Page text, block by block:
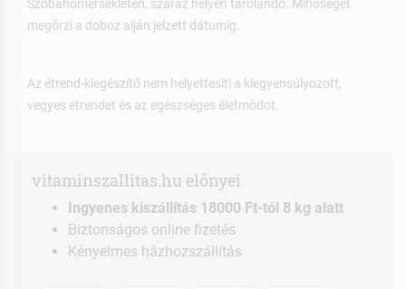
Szobahőmérsékleten, száraz helyen tárolandó. Minőségét
megőrzi a doboz alján jelzett dátumig.
Az étrend-kiegészítő nem helyettesíti a kiegyensúlyozott,
vegyes étrendet és az egészséges életmódot.
vitaminszallitas.hu előnyei
Ingyenes kiszállítás 18000 Ft-tól 8 kg alatt
Biztonságos online fizetés
Kényelmes házhozszállítás